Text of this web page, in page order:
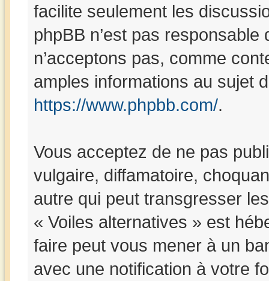
facilite seulement les
phpBB n’est pas
n’acceptons pas, comme
amples informations au sujet
https://www.phpbb.com/.
Vous acceptez de ne pas
vulgaire, diffamatoire,
autre qui peut transgresser
« Voiles alternatives » est
faire peut vous mener à un
avec une notification à votre